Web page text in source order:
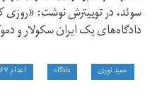
سوئد، در توییترش نوشت:
دادگاه‌های یک ایران سکولار و
حمید نوری دادگاه اعدام ۶۷